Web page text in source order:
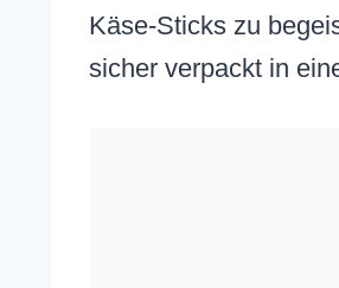
Käse-Sticks zu
sicher verpackt in